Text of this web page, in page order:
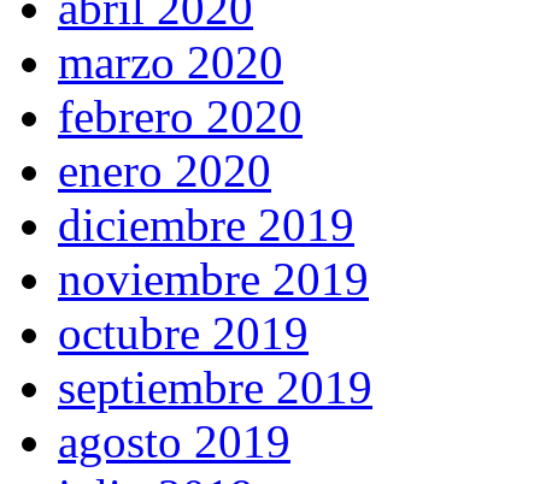
marzo 2020
febrero 2020
enero 2020
diciembre 2019
noviembre 2019
octubre 2019
septiembre 2019
agosto 2019